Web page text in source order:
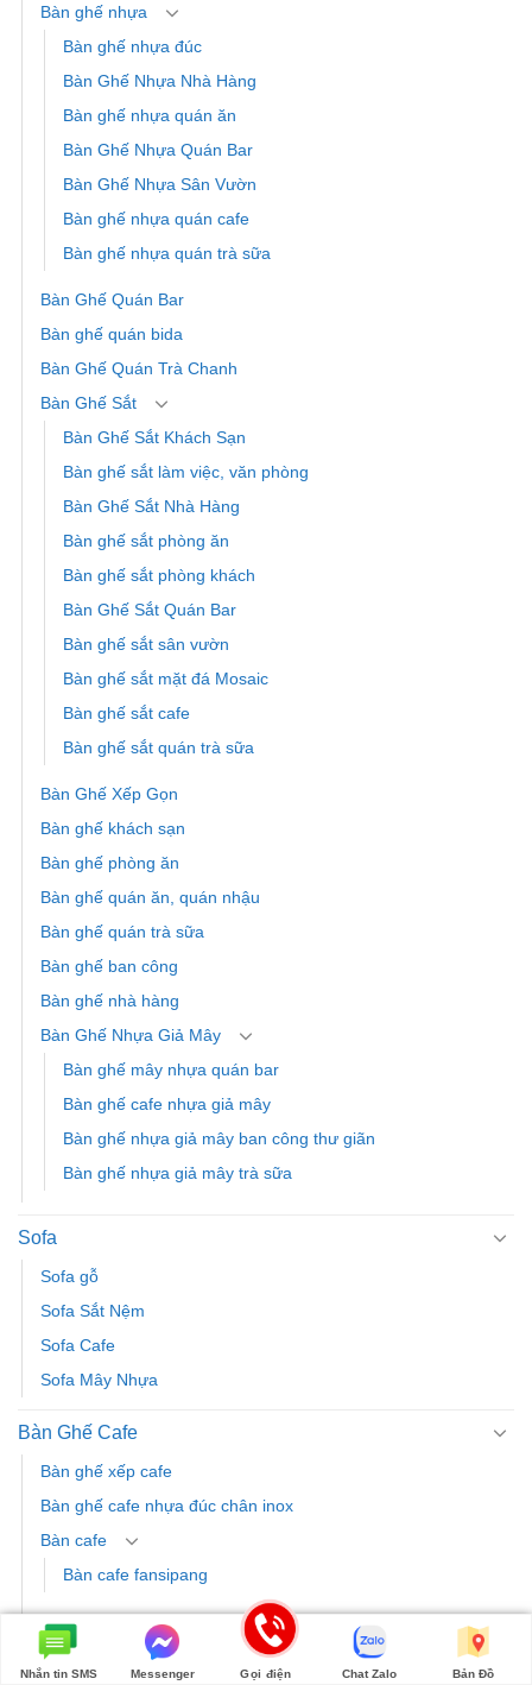
Bàn ghế nhựa
Bàn ghế nhựa đúc
Bàn Ghế Nhựa Nhà Hàng
Bàn ghế nhựa quán ăn
Bàn Ghế Nhựa Quán Bar
Bàn Ghế Nhựa Sân Vườn
Bàn ghế nhựa quán cafe
Bàn ghế nhựa quán trà sữa
Bàn Ghế Quán Bar
Bàn ghế quán bida
Bàn Ghế Quán Trà Chanh
Bàn Ghế Sắt
Bàn Ghế Sắt Khách Sạn
Bàn ghế sắt làm việc, văn phòng
Bàn Ghế Sắt Nhà Hàng
Bàn ghế sắt phòng ăn
Bàn ghế sắt phòng khách
Bàn Ghế Sắt Quán Bar
Bàn ghế sắt sân vườn
Bàn ghế sắt mặt đá Mosaic
Bàn ghế sắt cafe
Bàn ghế sắt quán trà sữa
Bàn Ghế Xếp Gọn
Bàn ghế khách sạn
Bàn ghế phòng ăn
Bàn ghế quán ăn, quán nhậu
Bàn ghế quán trà sữa
Bàn ghế ban công
Bàn ghế nhà hàng
Bàn Ghế Nhựa Giả Mây
Bàn ghế mây nhựa quán bar
Bàn ghế cafe nhựa giả mây
Bàn ghế nhựa giả mây ban công thư giãn
Bàn ghế nhựa giả mây trà sữa
Sofa
Sofa gỗ
Sofa Sắt Nệm
Sofa Cafe
Sofa Mây Nhựa
Bàn Ghế Cafe
Bàn ghế xếp cafe
Bàn ghế cafe nhựa đúc chân inox
Bàn cafe
Bàn cafe fansipang
Ghế cafe
Ghế nhựa cafe
Bản Đồ
Chat Zalo
Gọi điện
Messenger
Nhắn tin SMS